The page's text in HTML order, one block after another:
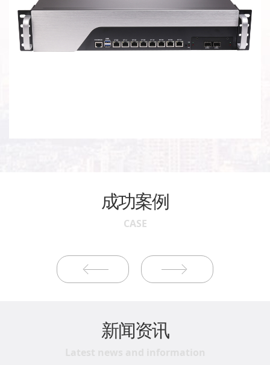
成功案例
CASE
新闻资讯